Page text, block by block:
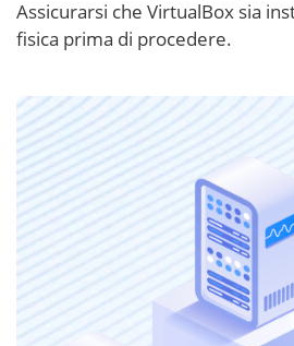
Assicurarsi che VirtualBox sia
fisica prima di procedere.